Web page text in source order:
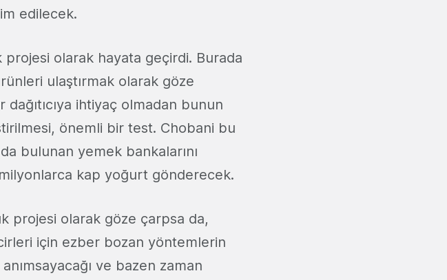
edilecek.
olarak hayata geçirdi. Burada
ulaştırmak olarak göze
ihtiyaç olmadan bunun
önemli bir test. Chobani bu
bulunan yemek bankalarını
kap yoğurt gönderecek.
projesi olarak göze çarpsa da,
için ezber bozan yöntemlerin
ve bazen zaman